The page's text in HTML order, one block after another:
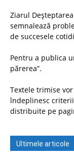
Ziarul
semnalează
de succesele
Pentru a publica
părerea”.
Textele trimise
îndeplinesc
distribuite pe
Ultimele articole